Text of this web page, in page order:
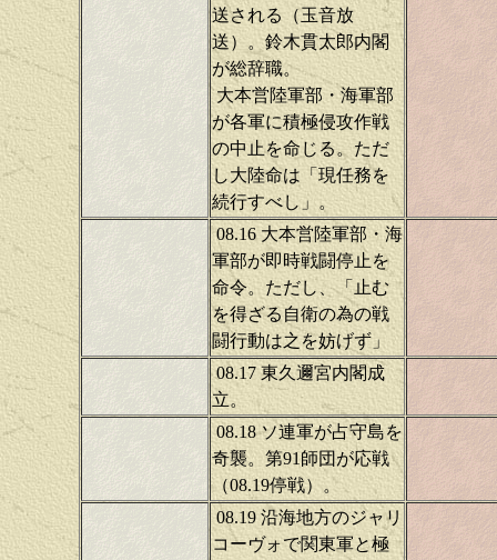
送される（玉音放
送）。鈴木貫太郎内閣
が総辞職。
大本営陸軍部・海軍部
が各軍に積極侵攻作戦
の中止を命じる。ただ
し大陸命は「現任務を
続行すべし」。
08.16 大本営陸軍部・海
軍部が即時戦闘停止を
命令。ただし、「止む
を得ざる自衛の為の戦
闘行動は之を妨げず」
08.17 東久邇宮内閣成
立。
08.18 ソ連軍が占守島を
奇襲。第91師団が応戦
（08.19停戦）。
08.19 沿海地方のジャリ
コーヴォで関東軍と極